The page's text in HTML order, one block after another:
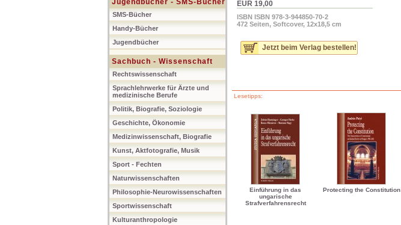
Jugendbücher - SMS-Bücher
SMS-Bücher
Handy-Bücher
Jugendbücher
Sachbuch - Wissenschaft
Rechtswissenschaft
Sprachlehrwerke für Ärzte und
medizinische Berufe
Politik, Biografie, Soziologie
Geschichte, Ökonomie
Medizinwissenschaft, Biografie
Kunst, Aktfotografie, Musik
Sport - Fechten
Naturwissenschaften
Philosophie-Neurowissenschaften
Sportwissenschaft
Kulturanthropologie
EUR 19,00
ISBN ISBN 978-3-944850-70-2
472 Seiten, Softcover, 12x18,5 cm
Jetzt beim Verlag bestellen!
Lesetipps:
Einführung in das
ungarische
Strafverfahrensrecht
Protecting the Constitution